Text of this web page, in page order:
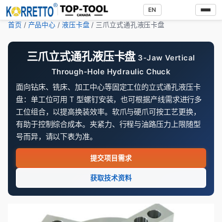
EN
首页 / 产品中心 / 液压卡盘 / 三爪立式通孔液压卡盘
三爪立式通孔液压卡盘 3-Jaw Vertical
Through-Hole Hydraulic Chuck
面向钻床、铣床、加工中心等固定工位的立式通孔液压卡
盘：单工位可用 T 型螺钉安装，也可根据产线需求进行多
工位组合，以提高换装效率。软爪与硬爪可按工艺更换，
有助于控制综合成本。夹紧力、行程与油路压力上限随型
号而异，请以下表为准。
提交项目需求
获取技术资料